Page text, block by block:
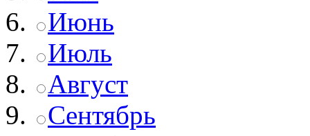
Июнь
Июль
Август
Сентябрь